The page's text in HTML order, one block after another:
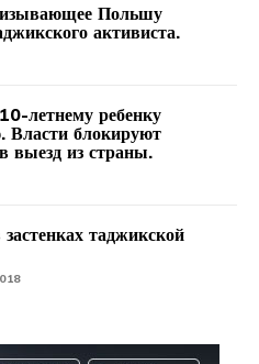
Польшу
активиста.
летнему ребенку
Власти блокируют
выезд из страны.
таджикской